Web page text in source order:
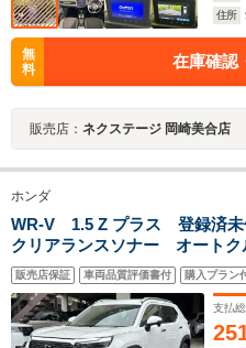
住所
無
料
在庫確認
販売店： ネクステージ 岡崎美合店
ホンダ
WR-V 1.5 Z プラス 登録済
クリアランスソナー オート
ーンアシスト 衝突被害軽減
LEDヘッドランプ アルミホ
動格納ミラー
販売店保証 車両品質評価書付 購入プラン
支払